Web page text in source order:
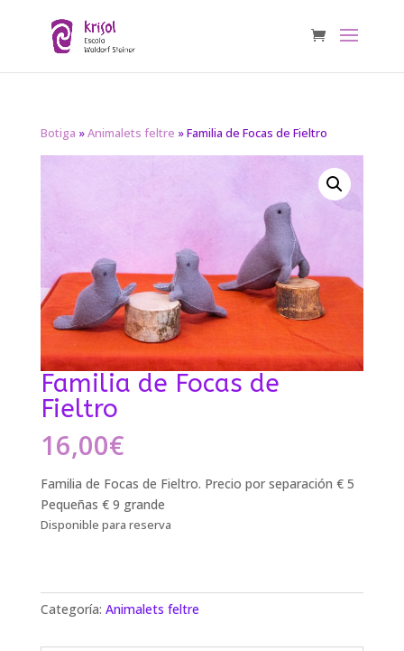
Botiga »Animalets feltre » Familia de Focas de Fieltro
Familia de Focas de
Fieltro
16,00€
Familia de Focas de Fieltro. Precio por separación € 5
Pequeñas € 9 grande
Disponible para reserva
Categoría: Animalets feltre